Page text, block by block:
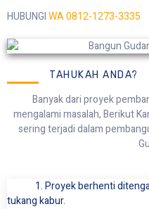
HUBUNGIWA 0812-1273-3335
TAHUKAH ANDA?
Banyak dari proyek
mengalami masalah, Berikut
sering terjadi dalam
1. Proyek berhenti
tukang kabur.